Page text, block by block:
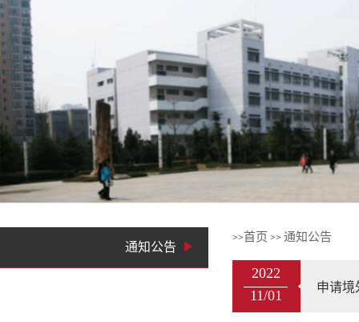
通知公告
>>首页 >> 通知公告
2022
11/01
申请境